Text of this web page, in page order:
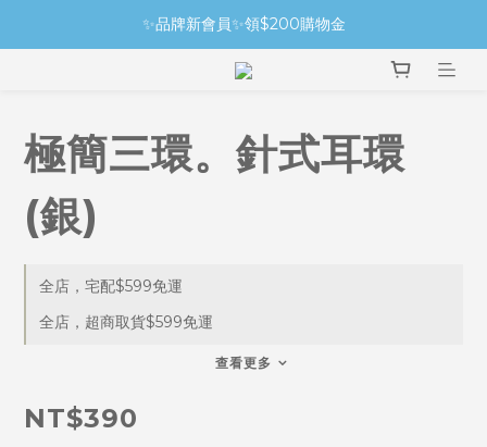
✨品牌新會員✨領$200購物金
極簡三環。針式耳環
(銀)
全店，宅配$599免運
全店，超商取貨$599免運
查看更多
NT$390